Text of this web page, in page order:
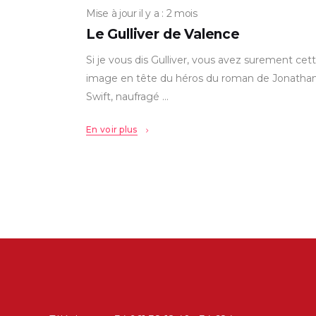
Mise à jour il y a : 2 mois
Le Gulliver de Valence
Si je vous dis Gulliver, vous avez surement
image en tête du héros du roman de
Swift, naufragé
En voir plus